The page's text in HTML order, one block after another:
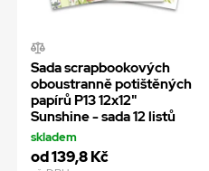
Sada scrapbookových
oboustranně potištěných
papírů P13 12x12"
Sunshine - sada 12 listů
skladem
od 139,8 Kč